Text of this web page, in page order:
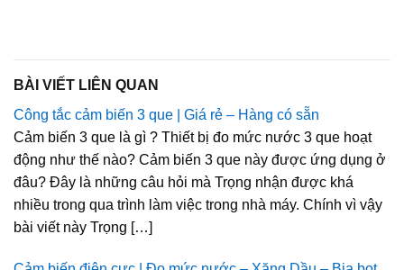
BÀI VIẾT LIÊN QUAN
Công tắc cảm biến 3 que | Giá rẻ – Hàng có sẵn
Cảm biến 3 que là gì ? Thiết bị đo mức nước 3 que hoạt
động như thế nào? Cảm biến 3 que này được ứng dụng ở
đâu? Đây là những câu hỏi mà Trọng nhận được khá
nhiều trong qua trình làm việc trong nhà máy. Chính vì vậy
bài viết này Trọng […]